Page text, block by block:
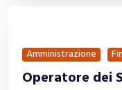
Amministrazione
Operatore dei